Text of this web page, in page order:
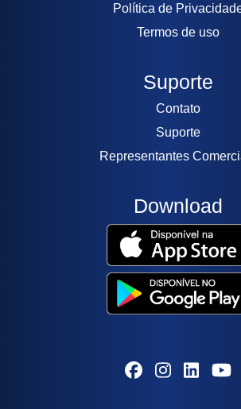
Política de
Termos de uso
Suporte
Contato
Suporte
Representantes
Download